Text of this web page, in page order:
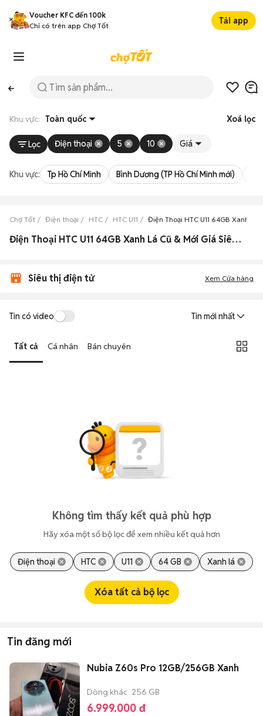
Voucher KFC đến 100k
Chỉ có trên app Chợ Tốt
Tải app
Khu vực: Toàn quốc Xoá lọc
Lọc Điện thoại 5 10 Giá
Khu vực: Tp Hồ Chí Minh Bình Dương (TP Hồ Chí Minh mới)
Chợ Tốt Điện thoại HTC HTC U11 Điện Thoại HTC U11 64GB Xanh Lá
Điện Thoại HTC U11 64GB Xanh Lá Cũ & Mới Giá Siêu Rẻ
Siêu thị điện tử Xem Cửa hàng
Tin có video Tin mới nhất
Tất cả Cá nhân Bán chuyên
Không tìm thấy kết quả phù hợp
Hãy xóa một số bộ lọc để xem nhiều kết quả hơn
Điện thoại HTC U11 64 GB Xanh lá
Xóa tất cả bộ lọc
Tin đăng mới
Nubia Z60s Pro 12GB/256GB Xanh
Dòng khác 256 GB
6.999.000 đ